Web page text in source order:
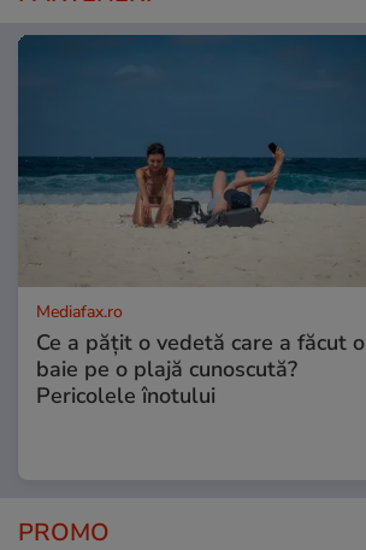
Mediafax.ro
Ce a pățit o vedetă care a făcut o
baie pe o plajă cunoscută?
Pericolele înotului
PROMO